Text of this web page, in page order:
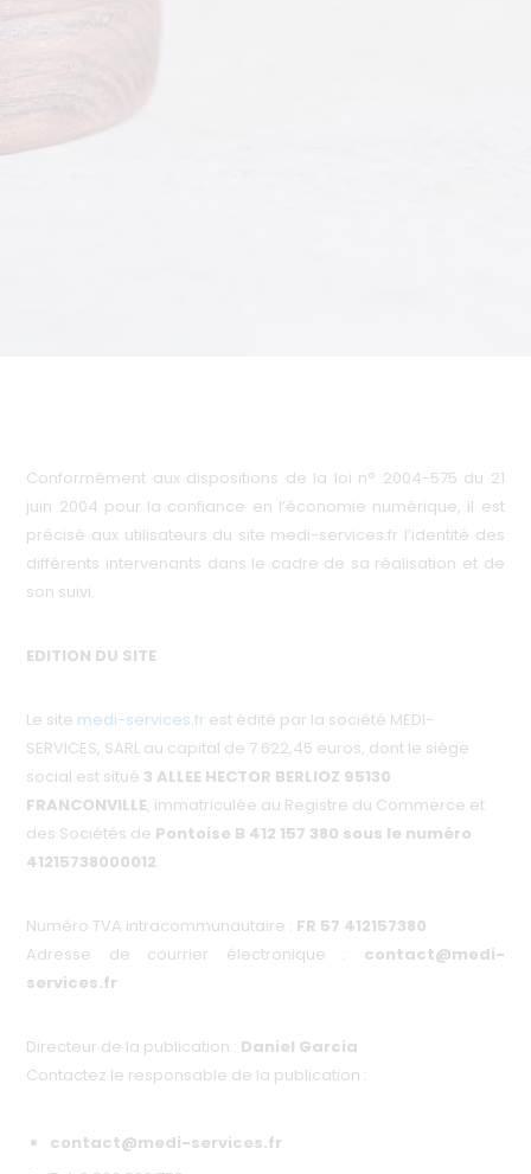
Conformément aux dispositions de la loi n° 2004-575 du 21
juin 2004 pour la confiance en l’économie numérique, il est
précisé aux utilisateurs du site medi-services.fr l’identité des
différents intervenants dans le cadre de sa réalisation et de
son suivi.
EDITION DU SITE
Le site medi-services.fr est édité par la société MEDI-
SERVICES, SARL au capital de 7 622,45 euros, dont le siège
social est situé 3 ALLEE HECTOR BERLIOZ 95130
FRANCONVILLE, immatriculée au Registre du Commerce et
des Sociétés de Pontoise B 412 157 380 sous le numéro
41215738000012.
Numéro TVA intracommunautaire : FR 57 412157380
Adresse de courrier électronique : contact@medi-
services.fr
Directeur de la publication : Daniel Garcia
Contactez le responsable de la publication :
contact@medi-services.fr